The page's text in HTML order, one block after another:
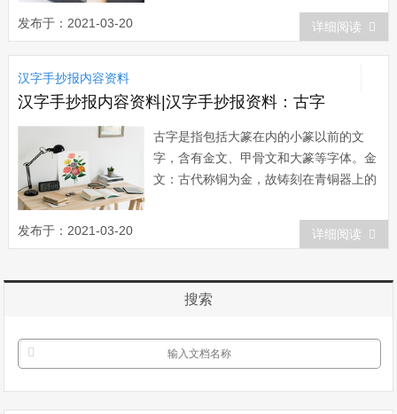
竖弯有钩竖弯钩，钩钩多，数数吧，弯钩
竖钩面左，斜钩竖弯面向右。横钩横折横
折钩，都有横，有钩有折有折钩。竖提撇
折要分清，竖提要有力，撇折角儿大，试
着写一写...
发布于：2021-03-20 详细阅读
汉字手抄报内容资料
汉字手抄报内容资料|汉字手抄报资料：古字
古字是指包括大篆在内的小篆以前的文
字，含有金文、甲骨文和大篆等字体。金
文：古代称铜为金，故铸刻在青铜器上的
始见于商代二里岗的青铜器，不过商代二
里岗发现的青铜器有金文的只有少数几
周时，青铜器上金文已经较为普遍。商代
金文多为象形...
发布于：2021-03-20 详细阅读
搜索